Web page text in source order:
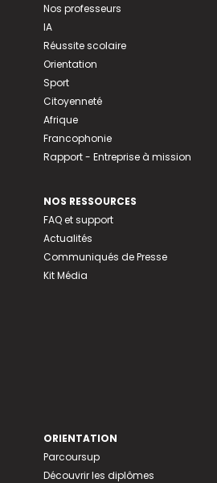
Nos professeurs
IA
Réussite scolaire
Orientation
Sport
Citoyenneté
Afrique
Francophonie
Rapport - Entreprise à mission
NOS RESSOURCES
FAQ et support
Actualités
Communiqués de Presse
Kit Média
ORIENTATION
Parcoursup
Découvrir les diplômes